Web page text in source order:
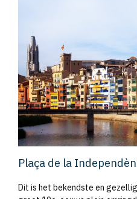
Plaça de la
Dit is het bekendste en